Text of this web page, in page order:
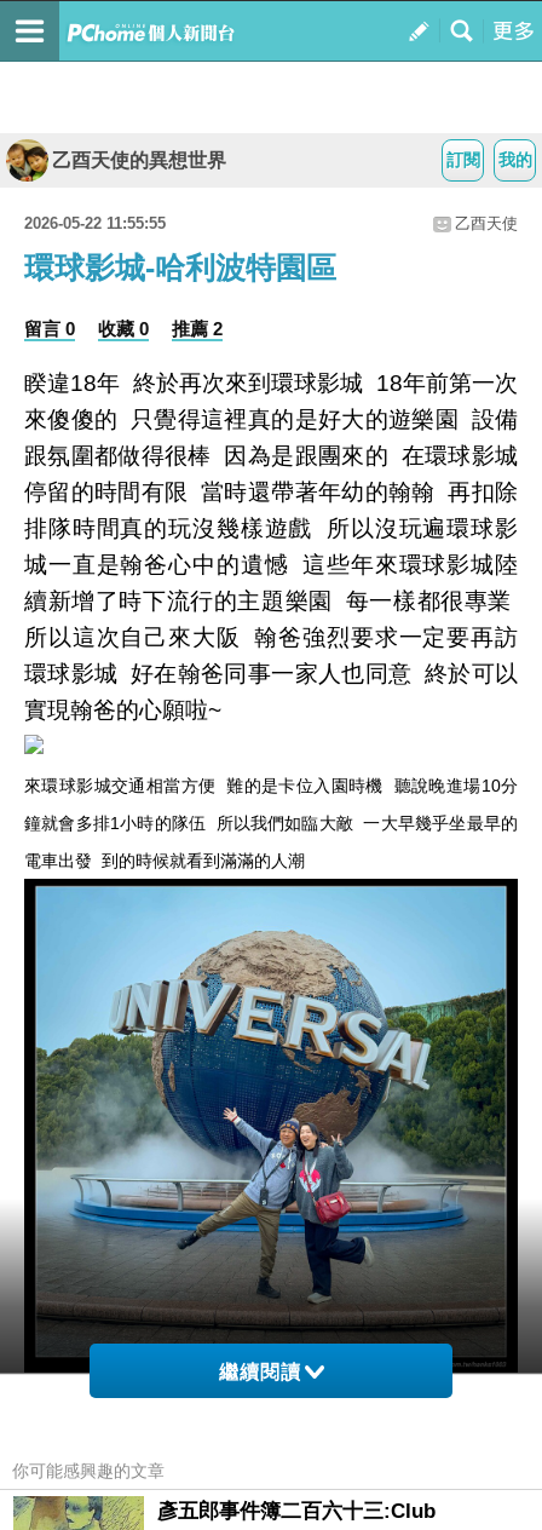
我的
訂閱
乙酉天使的異想世界
2026-05-22 11:55:55 乙酉天使
環球影城-哈利波特園區
留言 0 收藏 0 推薦 2
睽違18年 終於再次來到環球影城 18年前第一次
來傻傻的 只覺得這裡真的是好大的遊樂園 設備
跟氛圍都做得很棒 因為是跟團來的 在環球影城
停留的時間有限 當時還帶著年幼的翰翰 再扣除
排隊時間真的玩沒幾樣遊戲 所以沒玩遍環球影
城一直是翰爸心中的遺憾 這些年來環球影城陸
續新增了時下流行的主題樂園 每一樣都很專業
所以這次自己來大阪 翰爸強烈要求一定要再訪
環球影城 好在翰爸同事一家人也同意 終於可以
實現翰爸的心願啦~
來環球影城交通相當方便 難的是卡位入園時機 聽說晚進場10分
鐘就會多排1小時的隊伍 所以我們如臨大敵 一大早幾乎坐最早的
電車出發 到的時候就看到滿滿的人潮
這顆地球是環球影城的招牌裝置 一來看到這顆球好興奮 不管了
然後趕緊來排隊吧~
繼續閱讀
你可能感興趣的文章
彥五郎事件簿二百六十三:Club